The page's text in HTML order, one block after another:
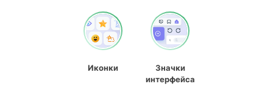
Иконки
Значки
интерфейса